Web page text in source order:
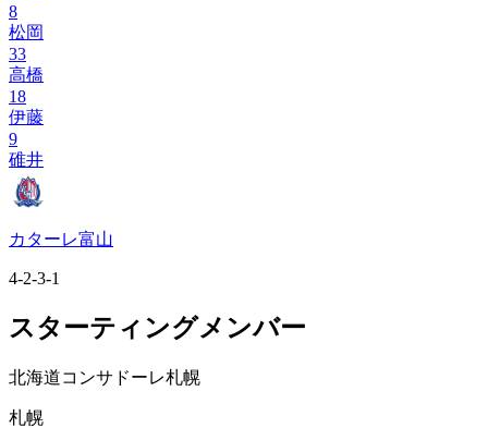
8
松岡
33
高橋
18
伊藤
9
碓井
カターレ富山
4-2-3-1
スターティングメンバー
北海道コンサドーレ札幌
札幌